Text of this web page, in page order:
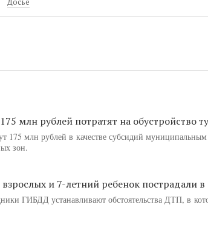
млн рублей потратят на обустройство
175 млн рублей в качестве субсидий
зон.
и 7-летний ребенок пострадали
ГИБДД устанавливают обстоятельства ДТП, в